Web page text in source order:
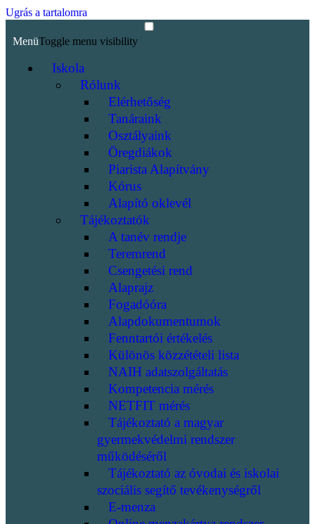
Ugrás a tartalomra
MenüToggle menu visibility
Iskola
Rólunk
Elérhetőség
Tanáraink
Osztályaink
Öregdiákok
Piarista Alapítvány
Kórus
Alapító oklevél
Tájékoztatók
A tanév rendje
Teremrend
Csengetési rend
Alaprajz
Fogadóóra
Alapdokumentumok
Fenntartói értékelés
Különös közzétételi lista
NAIH adatszolgáltatás
Kompetencia mérés
NETFIT mérés
Tájékoztató a magyar
gyermekvédelmi rendszer
működéséről
Tájékoztató az óvodai és iskolai
szociális segítő tevékenységről
E-menza